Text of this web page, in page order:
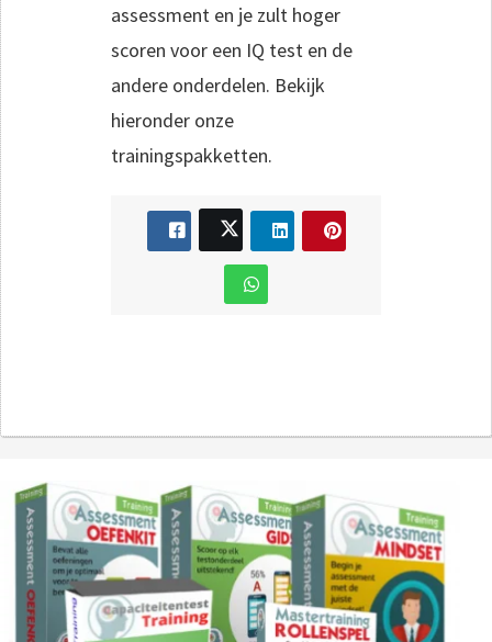
assessment en je zult hoger
scoren voor een IQ test en de
andere onderdelen. Bekijk
hieronder onze
trainingspakketten.